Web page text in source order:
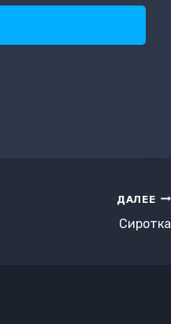
ДАЛЕЕ
Сиротка